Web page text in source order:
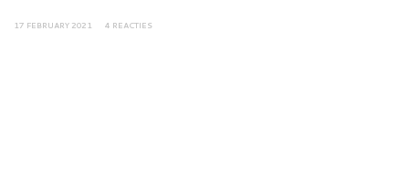
17 FEBRUARY 2021 4 REACTIES